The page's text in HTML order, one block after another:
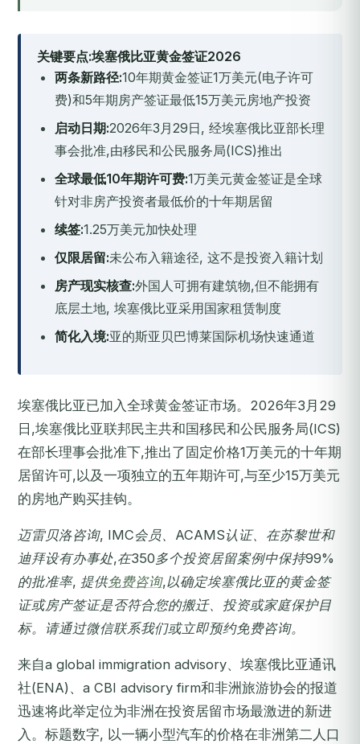
关键要点:埃塞俄比亚黄金签证2026
两条新路径:10年期黄金签证1万美元(电子许可
费)和5年期房产签证最低15万美元房地产投资
启动日期:2026年3月29日, 经埃塞俄比亚部长理
事会批准,由移民和公民服务局(ICS)推出
全球最低10年期许可费:1万美元黄金签证是全球
针对非房产投资者最低价的十年期居留
续签:1.25万美元加快处理
仅限居留:未公布入籍途径, 这不是投资入籍计划
房产现实核查:外国人可拥有建筑物,但不能拥有
底层土地, 埃塞俄比亚采用国家租赁制度
简化入境:亚的斯亚贝巴博莱国际机场快速通道
埃塞俄比亚已加入全球黄金签证市场。2026年3月29
日,埃塞俄比亚联邦民主共和国移民和公民服务局(ICS)
在部长理事会批准下,推出了固定价格1万美元的十年期
居留许可,以及一项独立的五年期许可,与至少15万美元
的房地产购买挂钩。
迈雷贝洛咨询, IMC会员、ACAMS认证、在苏黎世和
迪拜设有办事处,在350多个投资居留案例中保持99%
的批准率, 提供免费咨询,以确定埃塞俄比亚的黄金签
证或房产签证是否符合您的搬迁、投资或家庭保护目
标。请通过微信联系我们或立即预约免费咨询。
来自a global immigration advisory、埃塞俄比亚通讯
社(ENA)、a CBI advisory firm和非洲旅游协会的报道
迅速将此举定位为非洲在投资居留市场最激进的新进
入。标题数字, 以一辆小型汽车的价格在非洲第二人口